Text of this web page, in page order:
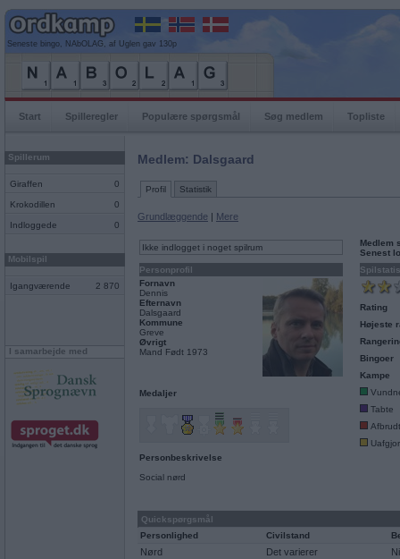
Seneste bingo, NAbOLAG, af Uglen gav 130p
Start Spilleregler Populære spørgsmål Søg medlem Topliste
Spillerum
Giraffen 0
Krokodillen 0
Indloggede 0
Mobilspil
Igangværende 2 870
I samarbejde med
Medlem: Dalsgaard
Profil Statistik
Grundlæggende | Mere
Ikke indlogget i noget spilrum
Personprofil
Fornavn
Dennis
Efternavn
Dalsgaard
Kommune
Greve
Øvrigt
Mand Født 1973
Medaljer
Personbeskrivelse
Social nørd
Medlem
Senest
Rating
Højeste
Bingoer
Kampe
Tabte
Quickspørgsmål
Personlighed
Civilstand
Nørd Det varierer